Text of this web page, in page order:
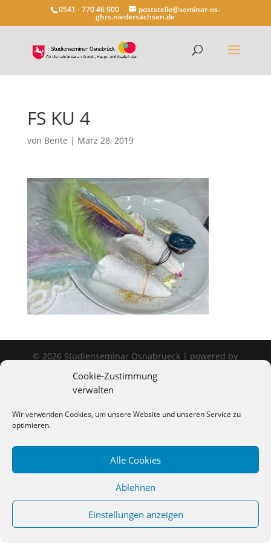
Cookie-Zustimmung
verwalten
Wir verwenden Cookies, um unsere Website und unseren Service zu
optimieren.
Alle Cookies
Ablehnen
Einstellungen anzeigen
0541 - 770 46 900 poststelle@seminar-os-
ghrs.niedersachsen.de
FS KU 4
von Bente | März 28, 2019
© 2026 Studienseminar Osnabrueck | powered by
wordpress